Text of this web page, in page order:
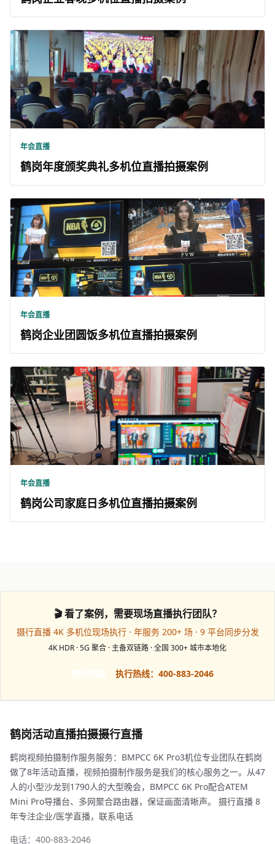
年会直播
鹤岗年度颁奖典礼多机位直播拍摄案例
年会直播
鹤岗企业团圆饭多机位直播拍摄案例
年会直播
鹤岗公司家庭日多机位直播拍摄案例
🎬 看了案例，需要现场直播执行团队？
摄行直播 4K 多机位现场执行 · 年服务 200+ 场 · 9 平台同步分发
4K HDR · 5G 聚合 · 主备双链路 · 全国 300+ 城市本地化
执行热线：400-883-2046
鹤岗活动直播拍摄摄行直播
鹤岗视频拍摄制作服务服务：BMPCC 6K Pro3机位专业团队在鹤岗
做了8年活动直播，视频拍摄制作服务是我们的核心服务之一。从47
人的小型沙龙到1790人的大型晚会，BMPCC 6K Pro配合ATEM
Mini Pro导播台、多网聚合路由器，保证画面清晰声。 摄行直播 8
年专注企业/医学直播，联系电话
电话：400-883-2046